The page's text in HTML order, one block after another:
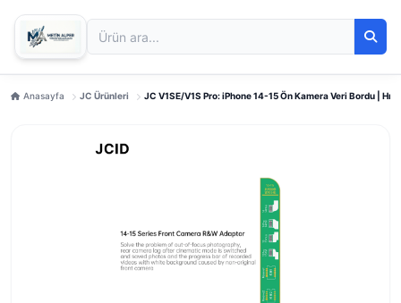
Anasayfa JC Ürünleri JC V1SE/V1S Pro: iPhone 14-15 Ön Kamera Veri Bordu |